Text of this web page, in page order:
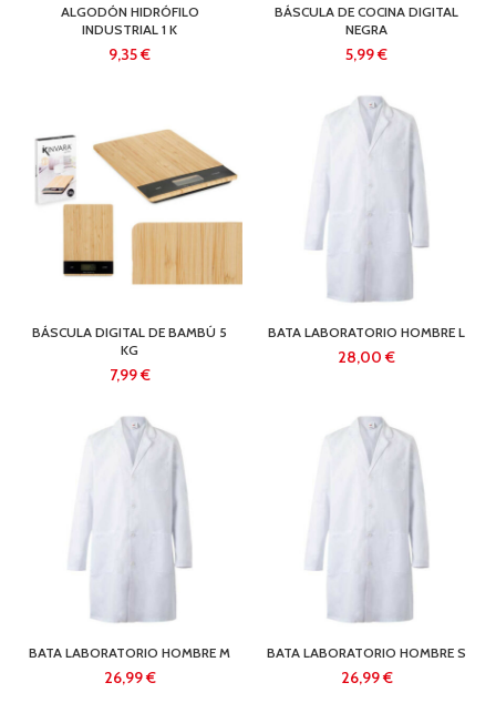
ALGODÓN HIDRÓFILO
INDUSTRIAL 1 K
€
BÁSCULA DE COCINA DIGITAL
NEGRA
€
BÁSCULA DIGITAL DE BAMBÚ 5
KG
€
BATA LABORATORIO HOMBRE L
€
BATA LABORATORIO HOMBRE M
€
BATA LABORATORIO HOMBRE S
€